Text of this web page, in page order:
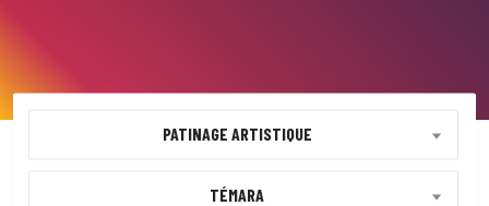
PATINAGE ARTISTIQUE
TÉMARA